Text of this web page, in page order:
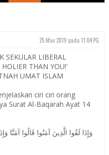
25 Mac 2019 pada 11:04 PG
SEKULAR LIBERAL
THAN YOU!'
UMAT ISLAM
ciri ciri orang
Surat Al-Baqarah Ayat 14
وَإِذَا لَقُوا الَّذِينَ آمَنُوا قَالُوا آمَنَّا